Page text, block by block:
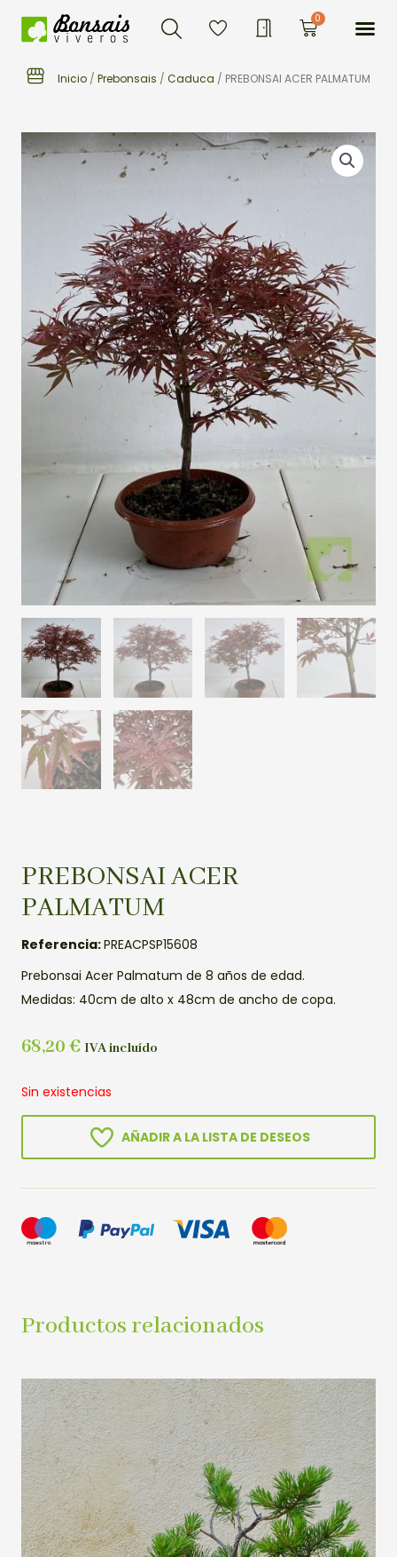
Buscar 0Carrito
Inicio / Prebonsais / Caduca / PREBONSAI ACER PALMATUM
PREBONSAI ACER
PALMATUM
Referencia:PREACPSP15608
Prebonsai Acer Palmatum de 8 años de edad.
Medidas: 40cm de alto x 48cm de ancho de copa.
68,20 € IVA incluído
Sin existencias
AÑADIR A LA LISTA DE DESEOS
Productos relacionados